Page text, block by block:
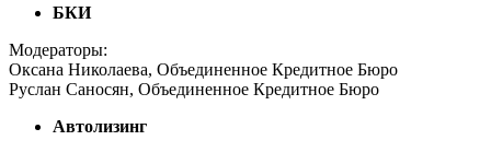
БКИ
Модераторы:
Оксана Николаева, Объединенное Кредитное Бюро
Руслан Саносян, Объединенное Кредитное Бюро
Автолизинг